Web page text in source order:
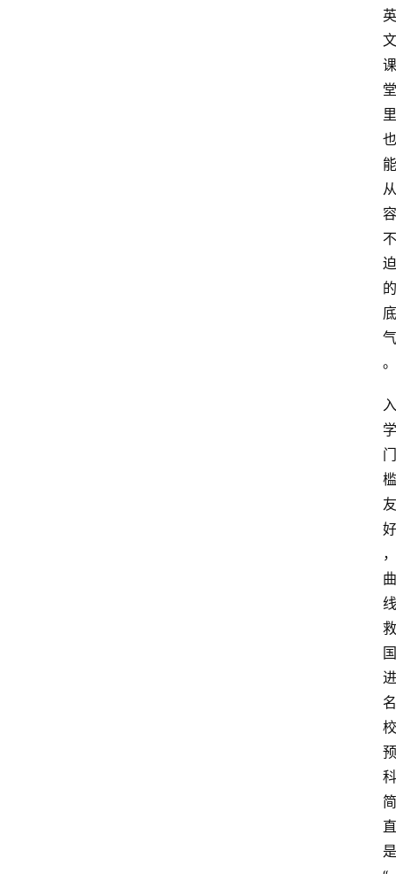
英
文
课
堂
里
也
能
从
容
不
迫
的
底
气
。
入
学
门
槛
友
好
，
曲
线
救
国
进
名
校
预
科
简
直
是
“